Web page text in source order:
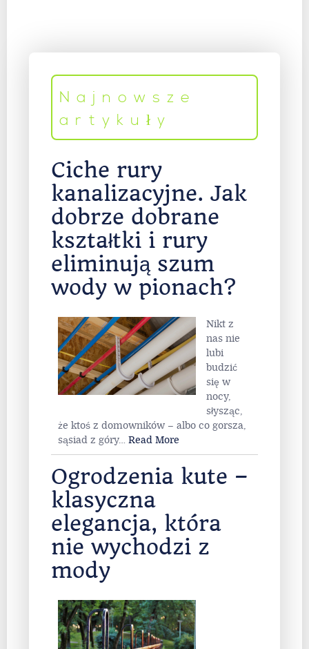
Najnowsze
artykuły
Ciche rury
kanalizacyjne. Jak
dobrze dobrane
kształtki i rury
eliminują szum
wody w pionach?
Nikt z
nas nie
lubi
budzić
się w
nocy,
słysząc,
że ktoś z domowników – albo co gorsza,
sąsiad z góry… Read More
Ogrodzenia kute –
klasyczna
elegancja, która
nie wychodzi z
mody